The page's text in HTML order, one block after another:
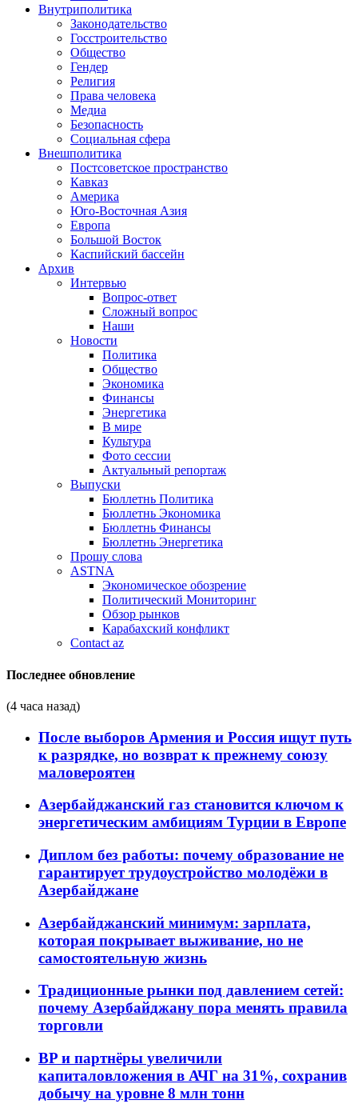
Внутриполитика
Законодательство
Госстроительство
Общество
Гендер
Религия
Права человека
Медиа
Безопасность
Социальная сфера
Внешполитика
Постсоветское пространство
Кавказ
Америка
Юго-Восточная Азия
Европа
Большой Восток
Каспийский бассейн
Архив
Интервью
Вопрос-ответ
Сложный вопрос
Наши
Новости
Политика
Общество
Экономика
Финансы
Энергетика
В мире
Культура
Фото сессии
Актуальный репортаж
Выпуски
Бюллетнь Политика
Бюллетнь Экономика
Бюллетнь Финансы
Бюллетнь Энергетика
Прошу слова
ASTNA
Экономическое обозрение
Политический Мониторинг
Обзор рынков
Карабахский конфликт
Contact az
Последнее обновление
(4 часа назад)
После выборов Армения и Россия ищут путь
к разрядке, но возврат к прежнему союзу
маловероятен
Азербайджанский газ становится ключом к
энергетическим амбициям Турции в Европе
Диплом без работы: почему образование не
гарантирует трудоустройство молодёжи в
Азербайджане
Азербайджанский минимум: зарплата,
которая покрывает выживание, но не
самостоятельную жизнь
Традиционные рынки под давлением сетей:
почему Азербайджану пора менять правила
торговли
BP и партнёры увеличили
капиталовложения в АЧГ на 31%, сохранив
добычу на уровне 8 млн тонн